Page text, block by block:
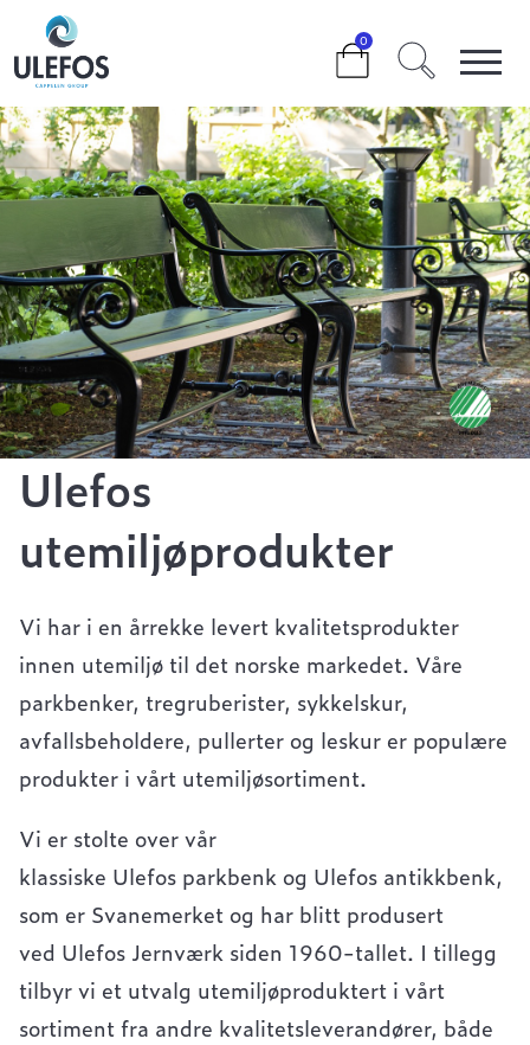
0
UTEMILJØ
Ulefos
utemiljøprodukter
Vi har i en årrekke levert kvalitetsprodukter
innen utemiljø til det norske markedet. Våre
parkbenker, tregruberister, sykkelskur,
avfallsbeholdere, pullerter og leskur er populære
produkter i vårt utemiljøsortiment.
Vi er stolte over vår
klassiske Ulefos parkbenk og Ulefos antikkbenk,
som er Svanemerket og har blitt produsert
ved Ulefos Jernværk siden 1960-tallet. I tillegg
tilbyr vi et utvalg utemiljøproduktert i vårt
sortiment fra andre kvalitetsleverandører, både